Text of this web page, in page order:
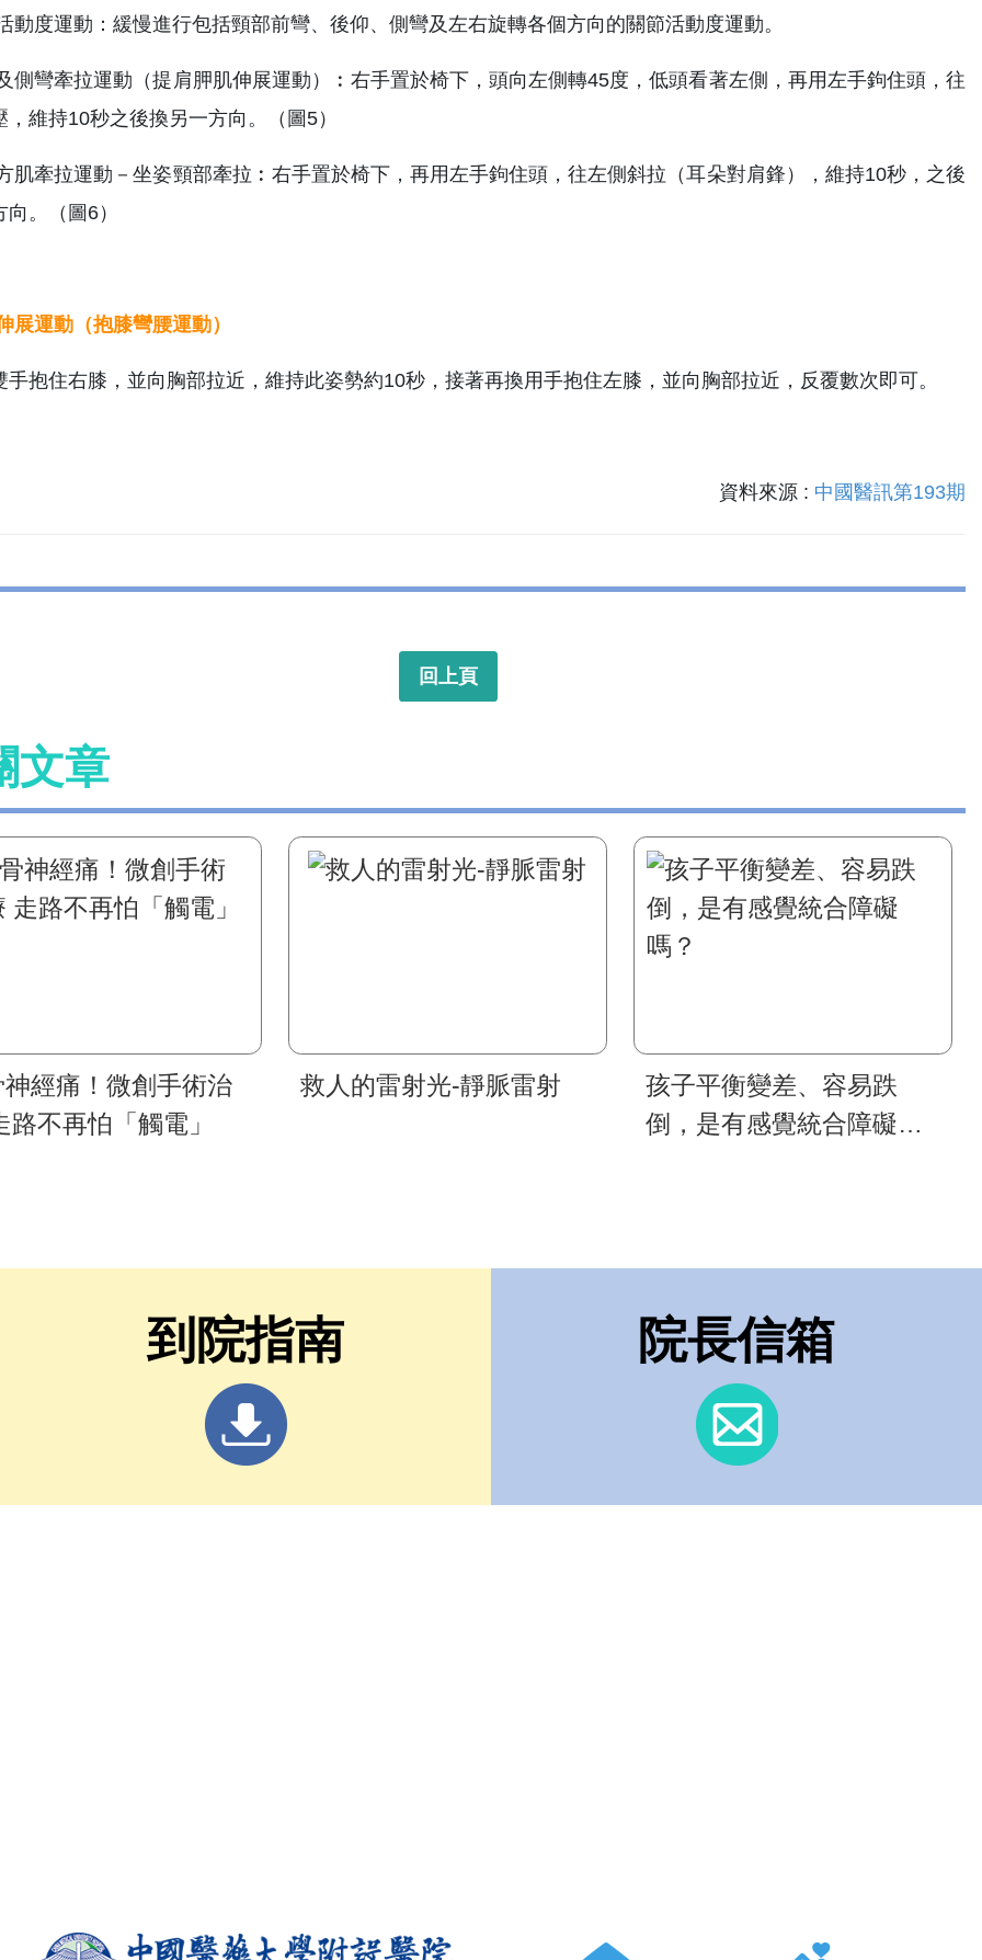
動度運動：緩慢進行包括頸部前彎、後仰、側彎及左右旋轉各個方向的關節活動度運動。
側彎牽拉運動（提肩胛肌伸展運動）︰右手置於椅下，頭向左側轉45度，低頭看著左側，再用左手鉤住頭，往
，維持10秒之後換另一方向。（圖5）
肌牽拉運動－坐姿頸部牽拉︰右手置於椅下，再用左手鉤住頭，往左側斜拉（耳朵對肩鋒），維持10秒，之後
。（圖6）
展運動（抱膝彎腰運動）
手抱住右膝，並向胸部拉近，維持此姿勢約10秒，接著再換用手抱住左膝，並向胸部拉近，反覆數次即可。
資料來源 : 中國醫訊第193期
回上頁
文章
經痛！微創手術治
路不再怕「觸電」
救人的雷射光-靜脈雷射
孩子平衡變差、容易跌
倒，是有感覺統合障礙
到院指南 院長信箱